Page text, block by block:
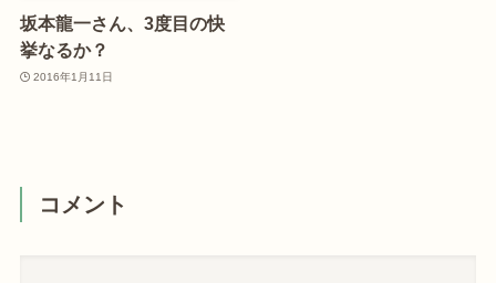
坂本龍一さん、3度目の快
挙なるか？
2016年1月11日
コメント